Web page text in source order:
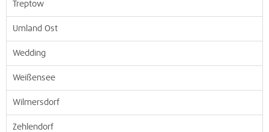
Treptow
Umland Ost
Wedding
Weißensee
Wilmersdorf
Zehlendorf